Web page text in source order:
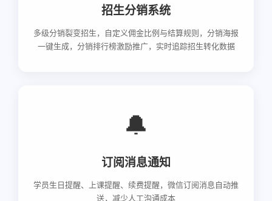
招生分销系统
多级分销裂变招生，自定义佣金比例与结算规则，分销海报
一键生成，分销排行榜激励推广，实时追踪招生转化数据
🔔
订阅消息通知
学员生日提醒、上课提醒、续费提醒，微信订阅消息自动推
送，减少人工沟通成本